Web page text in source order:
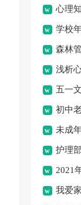
心理
5937字]
学校
文共森林
浅析
[此文共
五一
初中
11627字]
未成
报告[此
护理
2021
动方案[
我爱